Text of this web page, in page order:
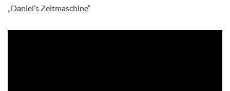
„Daniel’s Zeitmaschine“